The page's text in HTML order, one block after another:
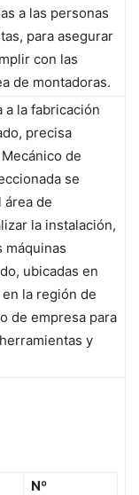
a las personas
para asegurar
con las
de montadoras.
a la fabricación
precisa
de
se
área de
la instalación,
máquinas
ubicadas en
la región de
de empresa para
y
Nº